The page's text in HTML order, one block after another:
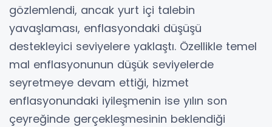
gözlemlendi, ancak yurt içi talebin
yavaşlaması, enflasyondaki düşüşü
destekleyici seviyelere yaklaştı. Özellikle temel
mal enflasyonunun düşük seviyelerde
seyretmeye devam ettiği, hizmet
enflasyonundaki iyileşmenin ise yılın son
çeyreğinde gerçekleşmesinin beklendiği